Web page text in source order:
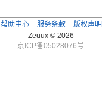
帮助中心 服务条款 版权声明
Zeuux © 2026
京ICP备05028076号